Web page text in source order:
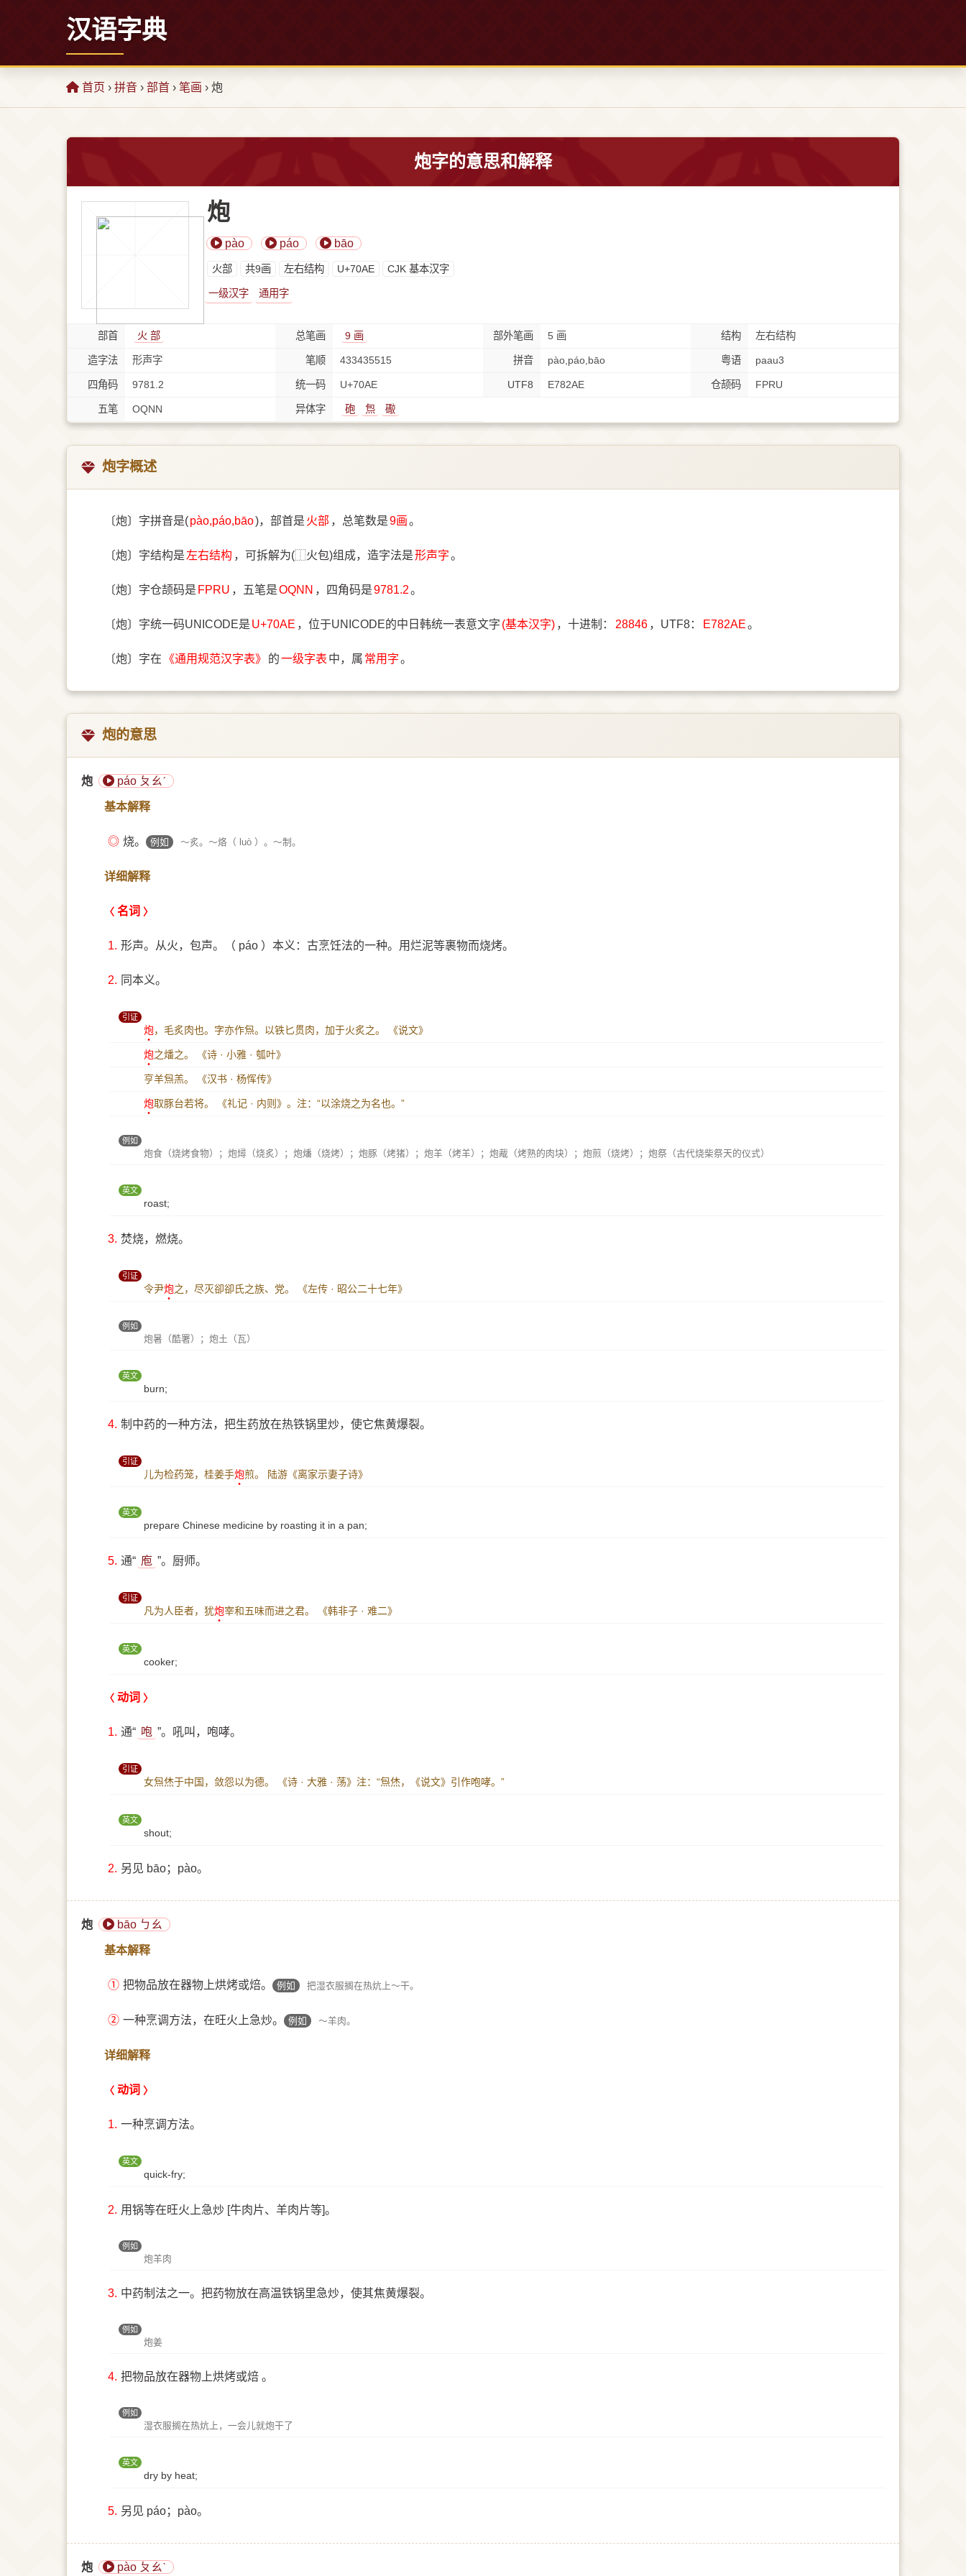
汉语字典
首页 › 拼音 › 部首 › 笔画 › 炮
炮字的意思和解释
炮
pào páo bāo
⽕部 共9画 左右结构 U+70AE CJK 基本汉字
一级汉字 通用字
部首 ⽕ 部 总笔画 9 画 部外笔画 5 画 结构 左右结构
造字法 形声字 笔顺 433435515 拼音 pào,páo,bāo 粤语 paau3
四角码 9781.2 统一码 U+70AE UTF8 E782AE 仓颉码 FPRU
五笔 OQNN 异体字 砲 炰 礮
炮字概述
〔炮〕字拼音是(pào,páo,bāo)，部首是 ⽕部 ，总笔数是9画。
〔炮〕字结构是 左右结构 ，可拆解为(⿰火包)组成，造字法是形声字。
〔炮〕字仓颉码是 FPRU ，五笔是OQNN ，四角码是9781.2。
〔炮〕字统一码UNICODE是 U+70AE ，位于UNICODE的中日韩统一表意文字 (基本汉字) ，十进制： 28846 ，UTF8： E782AE。
〔炮〕字在 《通用规范汉字表》 的一级字表 中，属 常用字。
炮的意思
炮 páo ㄆㄠˊ
基本解释
◎ 烧。 例如 ～炙。～烙（ luò ）。～制。
详细解释
名词
1. 形声。从火，包声。（ páo ）本义：古烹饪法的一种。用烂泥等裹物而烧烤。
2. 同本义。
引证
炮，毛炙肉也。字亦作炰。以铁匕贯肉，加于火炙之。 《说文》
炮之燔之。 《诗 · 小雅 · 瓠叶》
亨羊炰羔。 《汉书 · 杨恽传》
炮取豚台若将。 《礼记 · 内则》。注：“以涂烧之为名也。”
例如
炮食（烧烤食物）；炮燖（烧炙）；炮燔（烧烤）；炮豚（烤猪）；炮羊（烤羊）；炮胾（烤熟的肉块）；炮煎（烧烤）；炮祭（古代烧柴祭天的仪式）
英文
roast;
3. 焚烧，燃烧。
引证
令尹炮之，尽灭卻卻氏之族、党。 《左传 · 昭公二十七年》
例如
炮暑（酷署）；炮土（瓦）
英文
burn;
4. 制中药的一种方法，把生药放在热铁锅里炒，使它焦黄爆裂。
引证
儿为检药笼，桂姜手炮煎。 陆游《离家示妻子诗》
英文
prepare Chinese medicine by roasting it in a pan;
5. 通“ 庖 ”。厨师。
引证
凡为人臣者，犹炮宰和五味而进之君。 《韩非子 · 难二》
英文
cooker;
动词
1. 通“ 咆 ”。吼叫，咆哮。
引证
女炰烋于中国，敛怨以为德。 《诗 · 大雅 · 荡》注：“炰烋，《说文》引作咆哮。”
英文
shout;
2. 另见 bāo；pào。
炮 bāo ㄅㄠ
基本解释
① 把物品放在器物上烘烤或焙。 例如 把湿衣服搁在热炕上～干。
② 一种烹调方法，在旺火上急炒。 例如 ～羊肉。
详细解释
动词
1. 一种烹调方法。
英文
quick-fry;
2. 用锅等在旺火上急炒 [牛肉片、羊肉片等]。
例如
炮羊肉
3. 中药制法之一。把药物放在高温铁锅里急炒，使其焦黄爆裂。
例如
炮姜
4. 把物品放在器物上烘烤或焙 。
例如
湿衣服搁在热炕上，一会儿就炮干了
英文
dry by heat;
5. 另见 páo；pào。
炮 pào ㄆㄠˋ